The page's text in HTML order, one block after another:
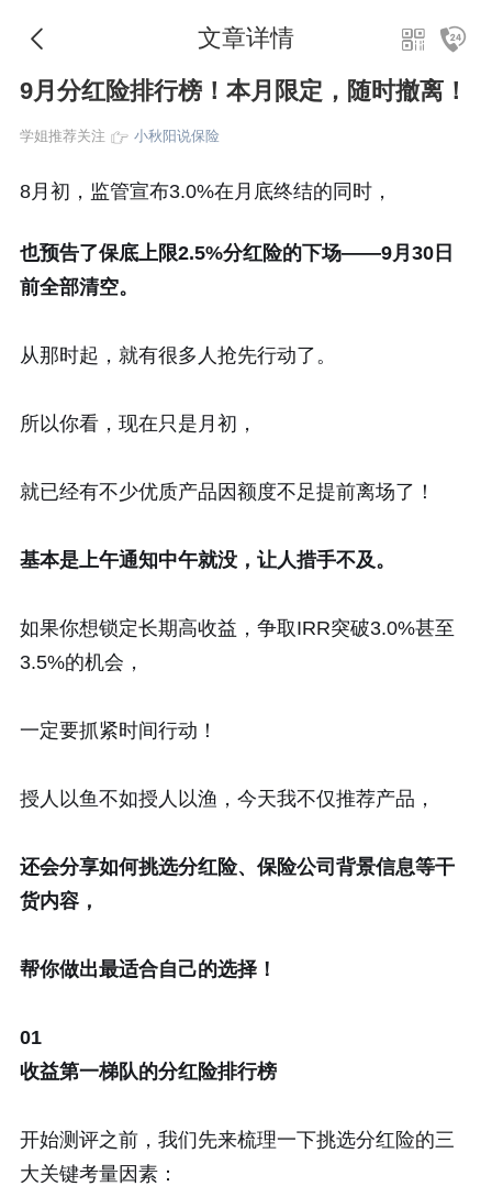
文章详情
9月分红险排行榜！本月限定，随时撤离！
学姐推荐关注 小秋阳说保险
8月初，监管宣布3.0%在月底终结的同时，
也预告了保底上限2.5%分红险的下场——9月30日
前全部清空。
从那时起，就有很多人抢先行动了。
所以你看，现在只是月初，
就已经有不少优质产品因额度不足提前离场了！
基本是上午通知中午就没，让人措手不及。
如果你想锁定长期高收益，争取IRR突破3.0%甚至
3.5%的机会，
一定要抓紧时间行动！
授人以鱼不如授人以渔，今天我不仅推荐产品，
还会分享如何挑选分红险、保险公司背景信息等干
货内容，
帮你做出最适合自己的选择！
01
收益第一梯队的分红险排行榜
开始测评之前，我们先来梳理一下挑选分红险的三
大关键考量因素：